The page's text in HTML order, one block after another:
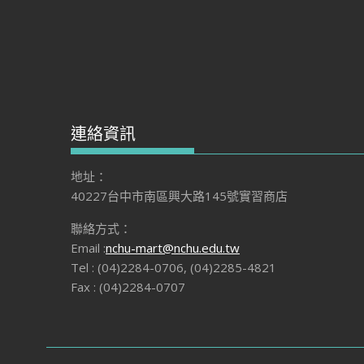
連絡資訊
地址：
40227台中市南區興大路145號實習商店
聯絡方式：
Email :nchu-mart@nchu.edu.tw
Tel : (04)2284-0706, (04)2285-4821
Fax : (04)2284-0707